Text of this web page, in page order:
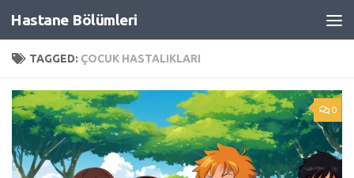
Skip to content
Hastane Bölümleri
TAGGED: ÇOCUK HASTALIKLARI
0